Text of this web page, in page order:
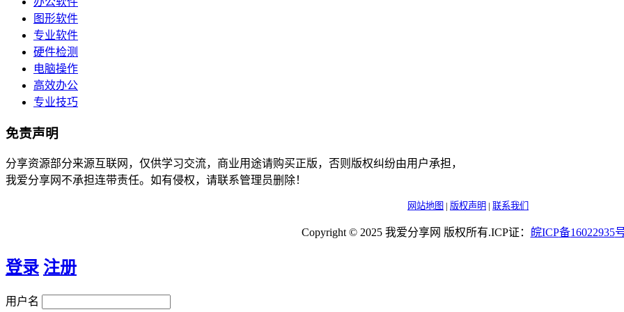
图形软件
专业软件
硬件检测
电脑操作
高效办公
专业技巧
免责声明
分享资源部分来源互联网，仅供学习交流，商业用途请购买正版，否则版权纠纷由用户承担，
我爱分享网不承担连带责任。如有侵权，请联系管理员删除！
网站地图 | 版权声明 | 联系我们
Copyright © 2025 我爱分享网 版权所有.ICP证： 皖ICP备16022935
登录 注册
用户名